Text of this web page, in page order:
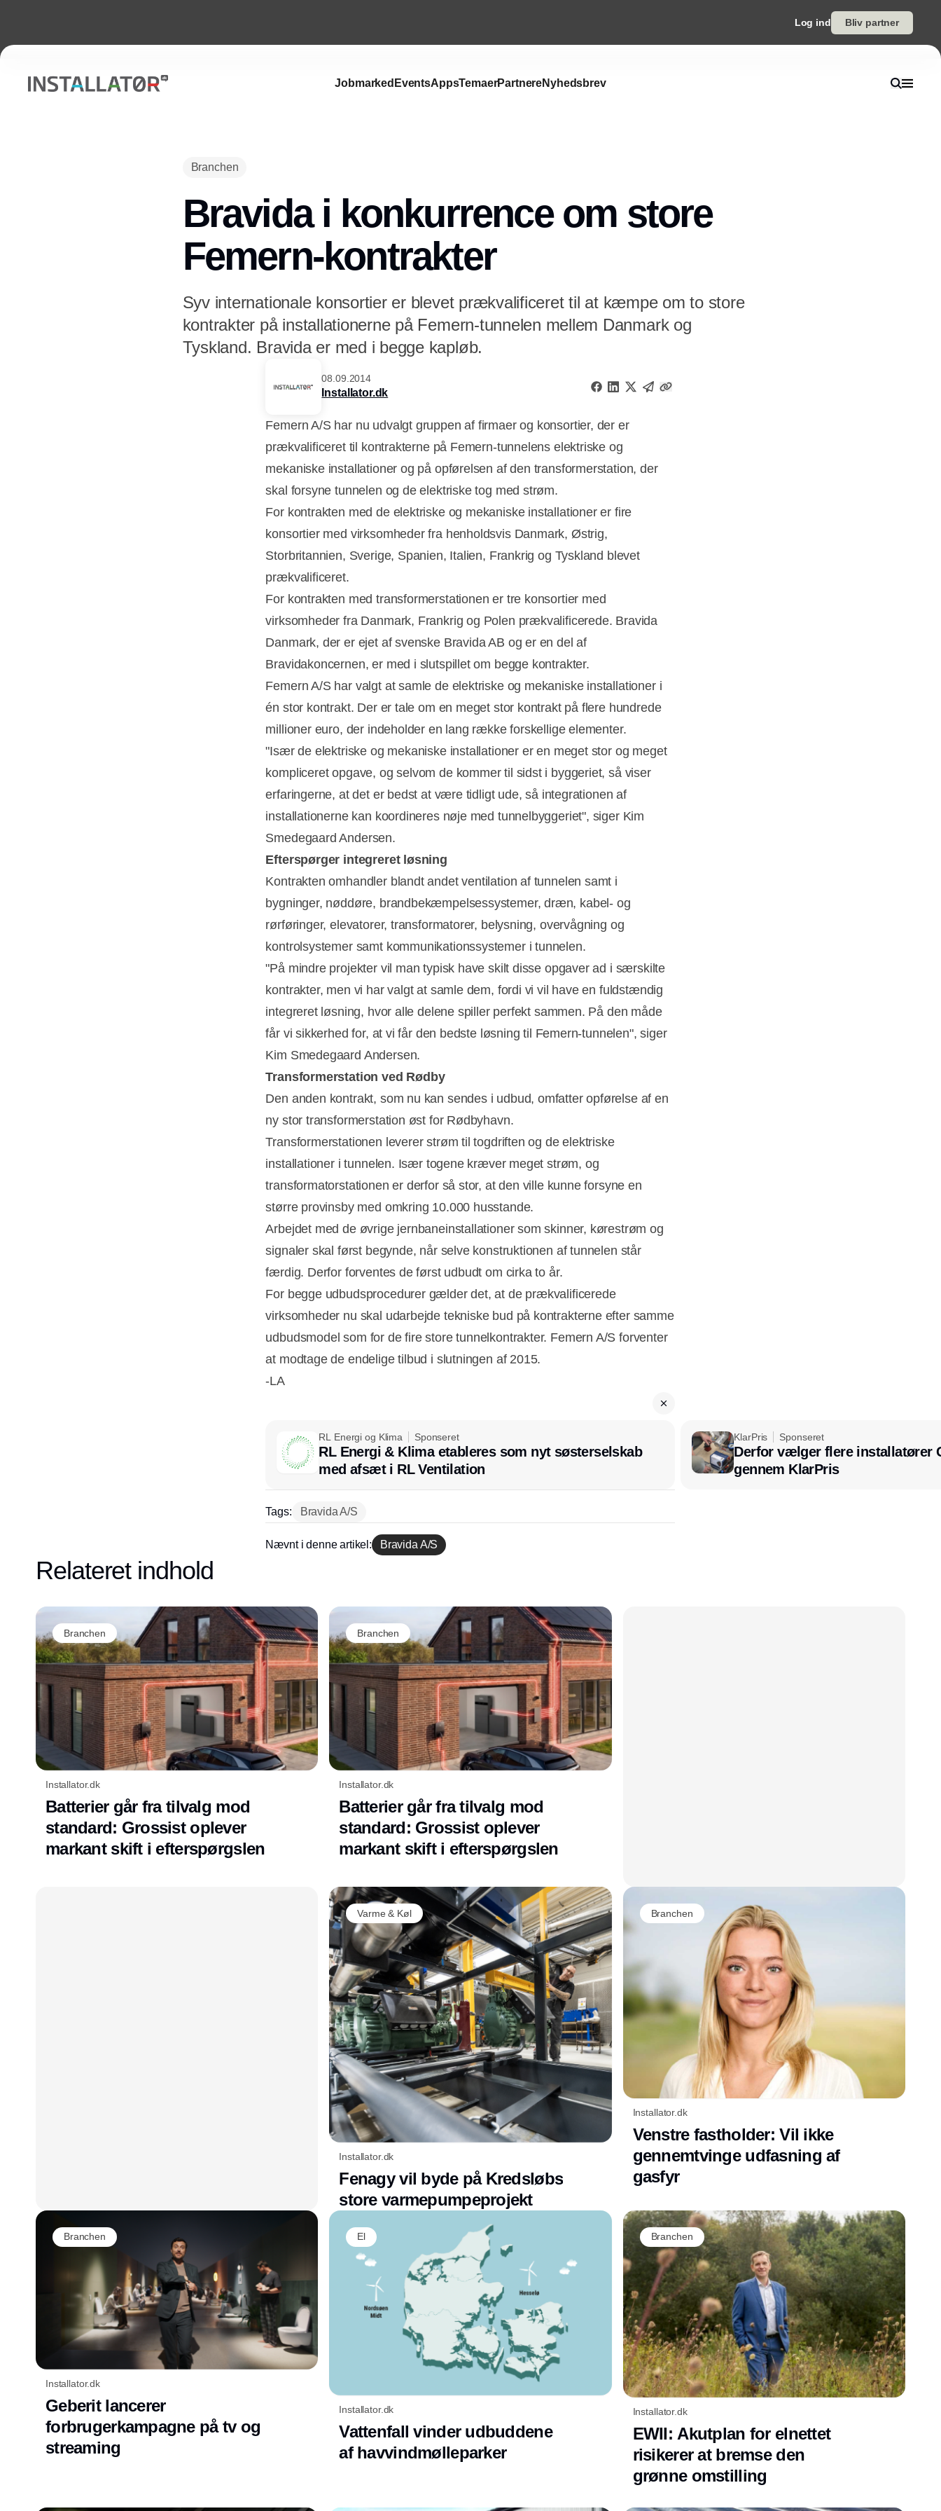
Log ind Bliv partner
Jobmarked EventsAppsTemaerPartnereNyhedsbrev
Branchen
Bravida i konkurrence om store
Femern-kontrakter
Syv internationale konsortier er blevet prækvalificeret til at kæmpe om to store
kontrakter på installationerne på Femern-tunnelen mellem Danmark og
Tyskland. Bravida er med i begge kapløb.
08.09.2014
Installator.dk
Femern A/S har nu udvalgt gruppen af firmaer og konsortier, der er
prækvalificeret til kontrakterne på Femern-tunnelens elektriske og
mekaniske installationer og på opførelsen af den transformerstation, der
skal forsyne tunnelen og de elektriske tog med strøm.
For kontrakten med de elektriske og mekaniske installationer er fire
konsortier med virksomheder fra henholdsvis Danmark, Østrig,
Storbritannien, Sverige, Spanien, Italien, Frankrig og Tyskland blevet
prækvalificeret.
For kontrakten med transformerstationen er tre konsortier med
virksomheder fra Danmark, Frankrig og Polen prækvalificerede. Bravida
Danmark, der er ejet af svenske Bravida AB og er en del af
Bravidakoncernen, er med i slutspillet om begge kontrakter.
Femern A/S har valgt at samle de elektriske og mekaniske installationer i
én stor kontrakt. Der er tale om en meget stor kontrakt på flere hundrede
millioner euro, der indeholder en lang række forskellige elementer.
"Især de elektriske og mekaniske installationer er en meget stor og meget
kompliceret opgave, og selvom de kommer til sidst i byggeriet, så viser
erfaringerne, at det er bedst at være tidligt ude, så integrationen af
installationerne kan koordineres nøje med tunnelbyggeriet", siger Kim
Smedegaard Andersen.
Efterspørger integreret løsning
Kontrakten omhandler blandt andet ventilation af tunnelen samt i
bygninger, nøddøre, brandbekæmpelsessystemer, dræn, kabel- og
rørføringer, elevatorer, transformatorer, belysning, overvågning og
kontrolsystemer samt kommunikationssystemer i tunnelen.
"På mindre projekter vil man typisk have skilt disse opgaver ad i særskilte
kontrakter, men vi har valgt at samle dem, fordi vi vil have en fuldstændig
integreret løsning, hvor alle delene spiller perfekt sammen. På den måde
får vi sikkerhed for, at vi får den bedste løsning til Femern-tunnelen", siger
Kim Smedegaard Andersen.
Transformerstation ved Rødby
Den anden kontrakt, som nu kan sendes i udbud, omfatter opførelse af en
ny stor transformerstation øst for Rødbyhavn.
Transformerstationen leverer strøm til togdriften og de elektriske
installationer i tunnelen. Især togene kræver meget strøm, og
transformatorstationen er derfor så stor, at den ville kunne forsyne en
større provinsby med omkring 10.000 husstande.
Arbejdet med de øvrige jernbaneinstallationer som skinner, kørestrøm og
signaler skal først begynde, når selve konstruktionen af tunnelen står
færdig. Derfor forventes de først udbudt om cirka to år.
For begge udbudsprocedurer gælder det, at de prækvalificerede
virksomheder nu skal udarbejde tekniske bud på kontrakterne efter samme
udbudsmodel som for de fire store tunnelkontrakter. Femern A/S forventer
at modtage de endelige tilbud i slutningen af 2015.
-LA
RL Energi og Klima Sponseret
RL Energi & Klima etableres som nyt søsterselskab
med afsæt i RL Ventilation
KlarPris Sponseret
Derfor vælger flere installatører
gennem KlarPris
Tags: Bravida A/S
Nævnt i denne artikel: Bravida A/S
Relateret indhold
Branchen
Installator.dk
Batterier går fra tilvalg mod
standard: Grossist oplever
markant skift i efterspørgslen
Branchen
Installator.dk
Batterier går fra tilvalg mod
standard: Grossist oplever
markant skift i efterspørgslen
Varme & Køl
Installator.dk
Fenagy vil byde på Kredsløbs
store varmepumpeprojekt
Branchen
Installator.dk
Venstre fastholder: Vil ikke
gennemtvinge udfasning af
gasfyr
Branchen
Installator.dk
Geberit lancerer
forbrugerkampagne på tv og
streaming
El
Installator.dk
Vattenfall vinder udbuddene
af havvindmølleparker
Branchen
Installator.dk
EWII: Akutplan for elnettet
risikerer at bremse den
grønne omstilling